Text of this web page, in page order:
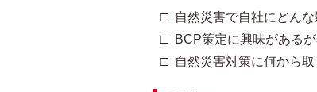
□ 自然災害で自社にどん
□ BCP策定に興味がある
□ 自然災害対策に何から